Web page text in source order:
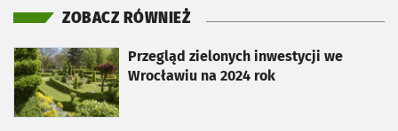
ZOBACZ RÓWNIEŻ
Przegląd zielonych inwestycji we
Wrocławiu na 2024 rok
otworzy się w nowej karcie